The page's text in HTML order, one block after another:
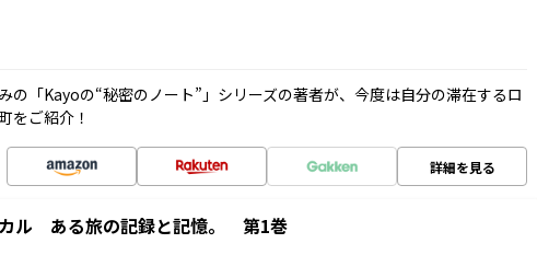
の「Kayoの“秘密のノート”」シリーズの著者が、今度は自分の滞在するロ
をご紹介！
詳細を見る
ル ある旅の記録と記憶。 第1巻